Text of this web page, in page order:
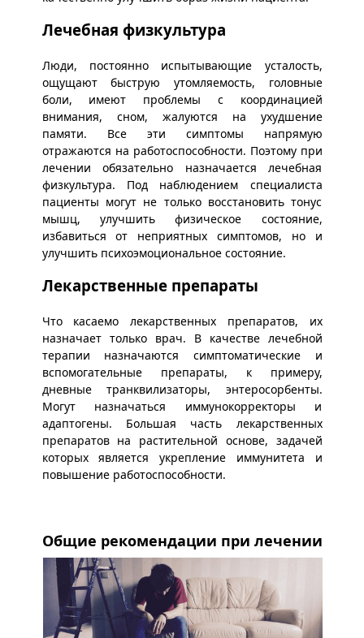
Лечебная физкультура
Люди, постоянно испытывающие усталость,
ощущают быструю утомляемость, головные
боли, имеют проблемы с координацией
внимания, сном, жалуются на ухудшение
памяти. Все эти симптомы напрямую
отражаются на работоспособности. Поэтому при
лечении обязательно назначается лечебная
физкультура. Под наблюдением специалиста
пациенты могут не только восстановить тонус
мышц, улучшить физическое состояние,
избавиться от неприятных симптомов, но и
улучшить психоэмоциональное состояние.
Лекарственные препараты
Что касаемо лекарственных препаратов, их
назначает только врач. В качестве лечебной
терапии назначаются симптоматические и
вспомогательные препараты, к примеру,
дневные транквилизаторы, энтеросорбенты.
Могут назначаться иммунокорректоры и
адаптогены. Большая часть лекарственных
препаратов на растительной основе, задачей
которых является укрепление иммунитета и
повышение работоспособности.
Общие рекомендации при лечении